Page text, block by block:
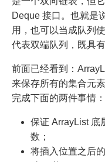
Deque 接口。也就是
用，也可以当成队列
代表双端队列，既具
前面已经看到：
来保存所有的集合元
完成下面的两件事情：
保证 ArrayList 底
数；
将插入位置之后